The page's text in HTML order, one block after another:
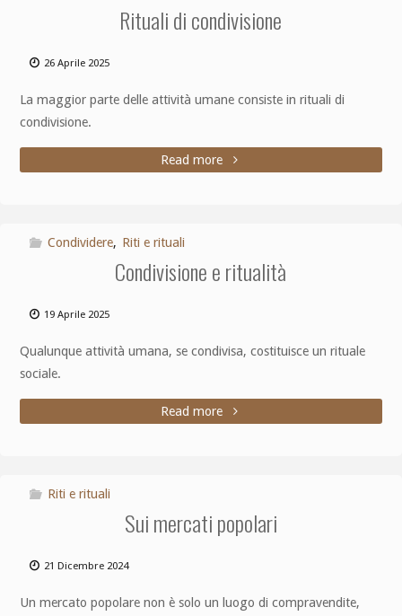
Rituali di condivisione
26 Aprile 2025
La maggior parte delle attività umane consiste in rituali di
condivisione.
Read more
Condividere, Riti e rituali
Condivisione e ritualità
19 Aprile 2025
Qualunque attività umana, se condivisa, costituisce un rituale
sociale.
Read more
Riti e rituali
Sui mercati popolari
21 Dicembre 2024
Un mercato popolare non è solo un luogo di compravendite,